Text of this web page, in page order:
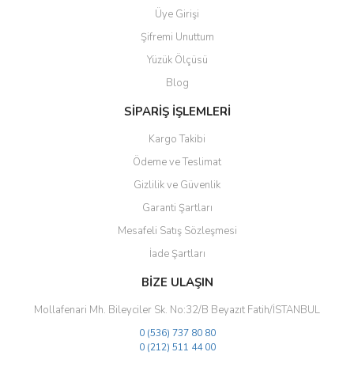
Ürün açıklamasında eksik bilgiler bulunuyor.
Ürün bilgilerinde hatalar bulunuyor.
Ürün fiyatı diğer sitelerden daha pahalı.
Bu ürüne benzer farklı alternatifler olmalı.
Gönder
Üye Girişi
Şifremi Unuttum
Yüzük Ölçüsü
Blog
SİPARİŞ İŞLEMLERİ
Kargo Takibi
Ödeme ve Teslimat
Gizlilik ve Güvenlik
Garanti Şartları
Mesafeli Satış Sözleşmesi
İade Şartları
BİZE ULAŞIN
Mollafenari Mh. Bileyciler Sk. No:32/B Beyazıt Fatih/İSTANBUL
0 (536) 737 80 80
0 (212) 511 44 00